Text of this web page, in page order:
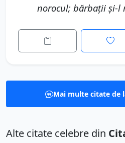
norocul; bărbaţii şi-l
Mai multe citate de
Alte citate celebre din